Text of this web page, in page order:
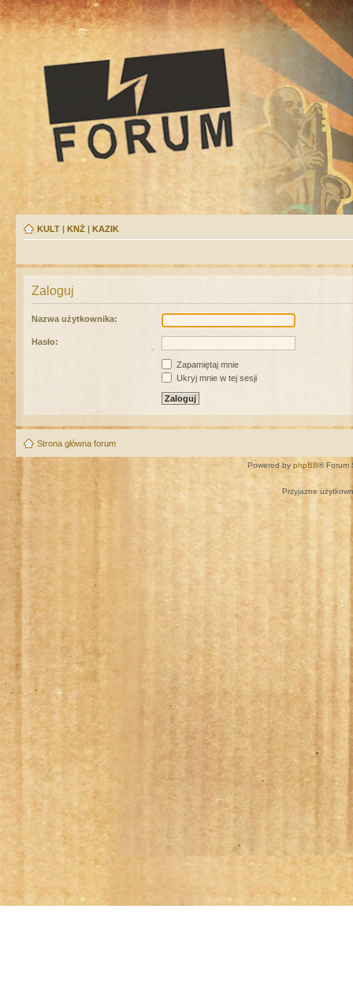
KULT | KNŻ | KAZIK
Zaloguj
Nazwa użytkownika:
Hasło:
Zapamiętaj mnie
Ukryj mnie w tej sesji
Strona główna forum
Powered by phpBB® Forum
Przyjazne